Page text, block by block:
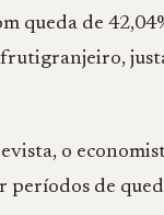
queda de
o
períodos de